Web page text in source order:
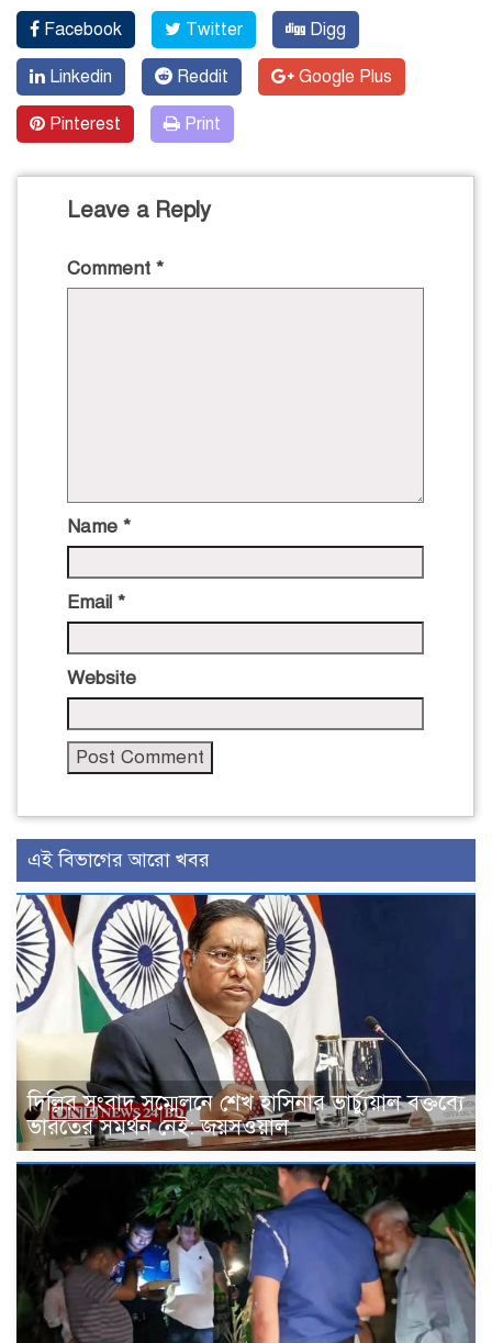
Facebook Twitter Digg
Linkedin Reddit Google Plus
Pinterest Print
Leave a Reply
Comment *
Name *
Email *
Website
এই বিভাগের আরো খবর
দিল্লির সংবাদ সম্মেলনে শেখ হাসিনার ভার্চ্যুয়াল বক্তব্যে
ভারতের সমর্থন নেই: জয়সওয়াল